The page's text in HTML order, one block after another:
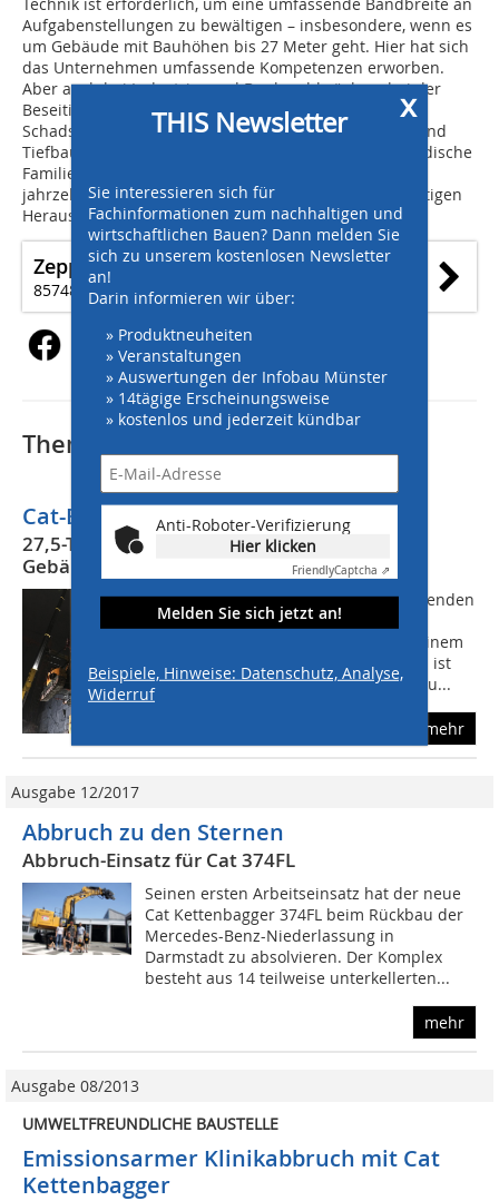
Aufgabenstellungen zu bewältigen – insbesondere, wenn es
um Gebäude mit Bauhöhen bis 27 Meter geht. Hier hat sich
das Unternehmen umfassende Kompetenzen erworben.
Aber auch bei Industrie- und Bunkerabbrüchen, bei der
Beseitigung von Brandschäden, der Asbest- und
Schadstoffsanierung, Sprengarbeiten sowie bei Erd- und
Tiefbauarbeiten zahlt es sich aus, dass der mittelständische
Familienbetrieb in der vierten Generation durch
jahrzehntelange Erfahrung weiß, wie er auf die vielfältigen
Herausforderungen auf der Baustelle reagieren muss.
Zeppelin Baumaschinen GmbH
85748 Garching bei München
x
THIS Newsletter
Sie interessieren sich für
Fachinformationen zum nachhaltigen und
wirtschaftlichen Bauen? Dann melden Sie
sich zu unserem kostenlosen Newsletter
an!
Darin informieren wir über:
» Produktneuheiten
» Veranstaltungen
» Auswertungen der Infobau Münster
» 14tägige Erscheinungsweise
» kostenlos und jederzeit kündbar
Anti-Roboter-Verifizierung
Hier klicken
FriendlyCaptcha ⇗
Melden Sie sich jetzt an!
Beispiele, Hinweise: Datenschutz, Analyse,
Widerruf
Thematisch passende Artikel:
Cat-Bagger am Kran
27,5-Tonnen-Bagger von Cat geht für
Gebäudeabbruch in die Luft
Dort wird der Bagger die noch bestehenden
zwei Etagen samt Kellerfundamenten
beseitigen und alles entfernen, was einem
Neubau im Weg stehen könnte. Dabei ist
nicht allein der professionelle Rückbau...
mehr
Ausgabe 12/2017
Abbruch zu den Sternen
Abbruch-Einsatz für Cat 374FL
Seinen ersten Arbeitseinsatz hat der neue
Cat Kettenbagger 374FL beim Rückbau der
Mercedes-Benz-Niederlassung in
Darmstadt zu absolvieren. Der Komplex
besteht aus 14 teilweise unterkellerten...
mehr
Ausgabe 08/2013
UMWELTFREUNDLICHE BAUSTELLE
Emissionsarmer Klinik­abbruch mit Cat
Kettenbagger